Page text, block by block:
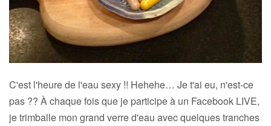
C'est l'heure de l'eau sexy !! Hehehe… Je t'ai eu, n'est-ce
pas ?? À chaque fois que je participe à un Facebook LIVE,
je trimballe mon grand verre d'eau avec quelques tranches